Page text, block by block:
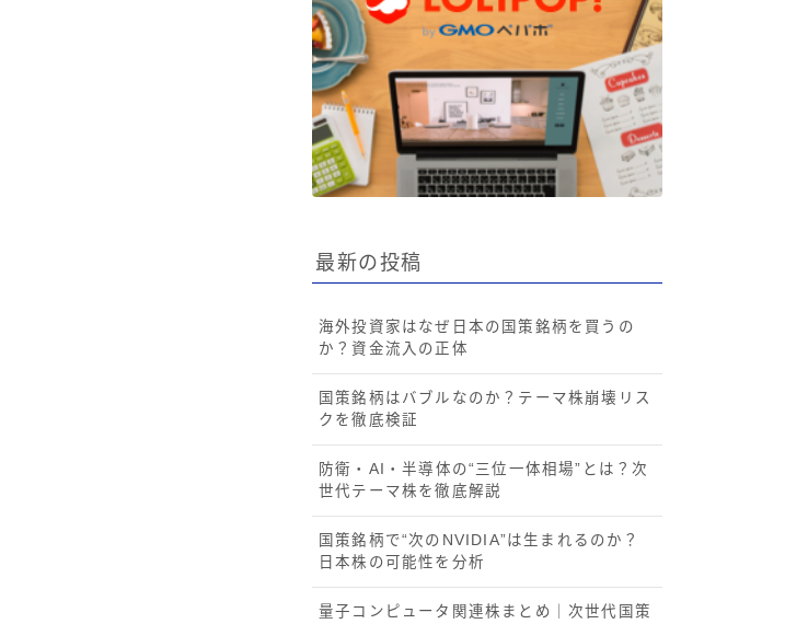
最新の投稿
海外投資家はなぜ日本の国策銘柄を買うの
か？資金流入の正体
国策銘柄はバブルなのか？テーマ株崩壊リス
クを徹底検証
防衛・AI・半導体の“三位一体相場”とは？次
世代テーマ株を徹底解説
国策銘柄で“次のNVIDIA”は生まれるのか？
日本株の可能性を分析
量子コンピュータ関連株まとめ｜次世代国策